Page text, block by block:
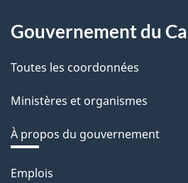
Gouvernement du
Toutes les coordonnées
Ministères et organismes
À propos du gouvernement
Thèmes
Emplois